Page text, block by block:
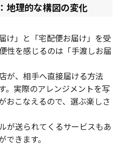
地理的な構図の変化
け」と「宅配便お届け」を受
性を感じるのは「手渡しお届
が、相手へ直接届ける方法
。実際のアレンジメントを写
おこなえるので、選ぶ楽しさ
が送られてくるサービスもあ
きます。